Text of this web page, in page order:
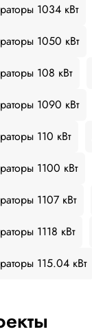
1034 кВт
1050 кВт
108 кВт
1090 кВт
110 кВт
1100 кВт
1107 кВт
1118 кВт
115.04 кВт